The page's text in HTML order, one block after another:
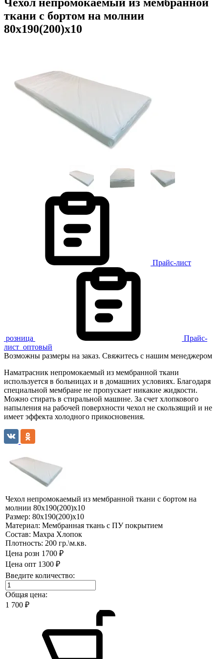
ткани с бортом на молнии
80х190(200)х10
Прайс-лист
розница
Прайс-
лист оптовый
Возможны размеры на заказ. Свяжитесь с нашим менеджером
Наматрасник непромокаемый из мембранной ткани
используется в больницах и в домашних условиях. Благодаря
специальной мембране не пропускает никакие жидкости.
Можно стирать в стиральной машине. За счет хлопкового
напыления на рабочей поверхности чехол не скользящий и не
имеет эффекта холодного прикосновения.
Чехол непромокаемый из мембранной ткани с бортом на
молнии 80х190(200)х10
Размер: 80х190(200)х10
Материал: Мембранная ткань с ПУ покрытием
Состав: Махра Хлопок
Плотность: 200 гр.\м.кв.
Цена розн 1700 ₽
Цена опт 1300 ₽
Введите количество:
Общая цена:
1 700 ₽